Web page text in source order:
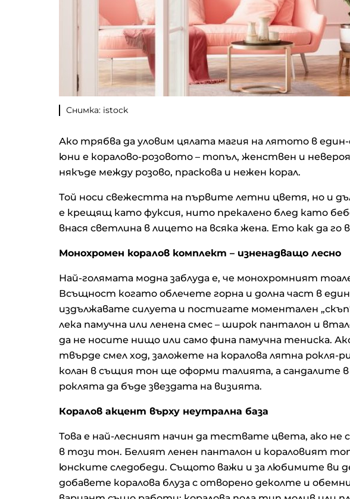
Снимка: istock
Ако трябва да уловим цялата магия на лятото в
юни е коралово-розовото – топъл, женствен и
някъде между розово, праскова и нежен корал.
Той носи свежестта на първите летни цветя, но и
е крещящ като фуксия, нито прекалено блед като
внася светлина в лицето на всяка жена. Ето как да
Монохромен коралов комплект – изненадващо лесно
Най-голямата модна заблуда е, че монохромният
Всъщност когато облечете горна и долна част в
издължавате силуета и постигате моментален
лека памучна или ленена смес – широк панталон и
да не носите нищо или само фина памучна тениска.
твърде смел ход, заложете на коралова лятна рокля-
колан в същия тон ще оформи талията, а сандалите
роклята да бъде звездата на визията.
Коралов акцент върху неутрална база
Това е най-лесният начин да тествате цвета, ако не
в този тон. Белият ленен панталон и кораловият топ
юнските следобеди. Същото важи и за любимите ви
добавете коралова блуза с отворено деколте и